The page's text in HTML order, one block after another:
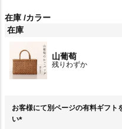
在庫 カラー
在庫
山葡萄
残りわずか
お客様にて別ページの有料ギフト
い